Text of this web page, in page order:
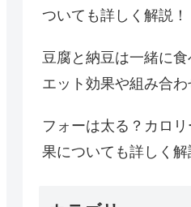
ついても詳しく解説！
豆腐と納豆は一緒に
エット効果や組み合わ
フォーは太る？カロ
果についても詳しく解